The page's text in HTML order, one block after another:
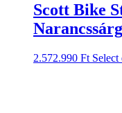
Scott Bike
2.572.990 Ft Select